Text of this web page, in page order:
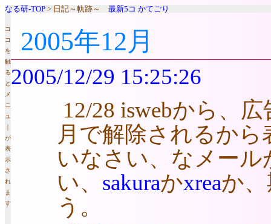
なる研-TOP > 日記～軌跡～ 最新5コ かてごり
コ
コ
を
触
る
と
メ
ニ
ュ
｜
が
表
示
さ
れ
ま
す
2005年12月
2005/12/29 15:25:26
12/28 iswebから、
月で解除されるか
いなさい、なメール
い、 sakuraかxreaか
う。